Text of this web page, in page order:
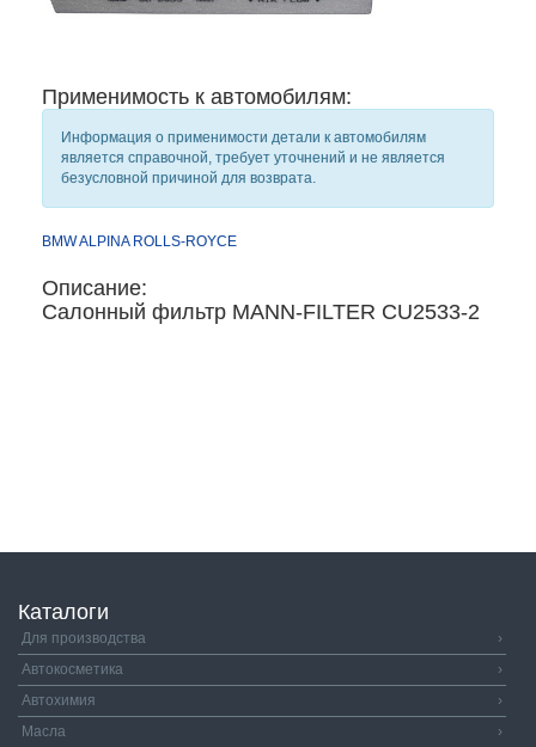
Применимость к автомобилям:
Информация о применимости детали к автомобилям
является справочной, требует уточнений и не является
безусловной причиной для возврата.
BMWALPINA ROLLS-ROYCE
Описание:
Салонный фильтр MANN-FILTER CU2533-2
Каталоги
Для производства
›
Автокосметика
›
Автохимия
›
Масла
›